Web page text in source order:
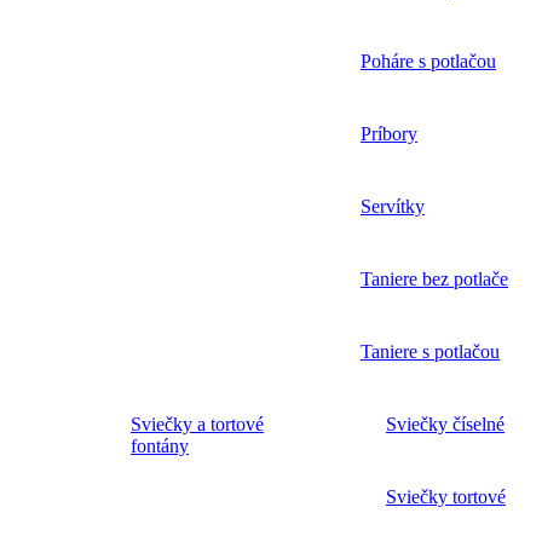
Poháre s potlačou
Príbory
Servítky
Taniere bez potlače
Taniere s potlačou
Sviečky a tortové
fontány
Sviečky číselné
Sviečky tortové